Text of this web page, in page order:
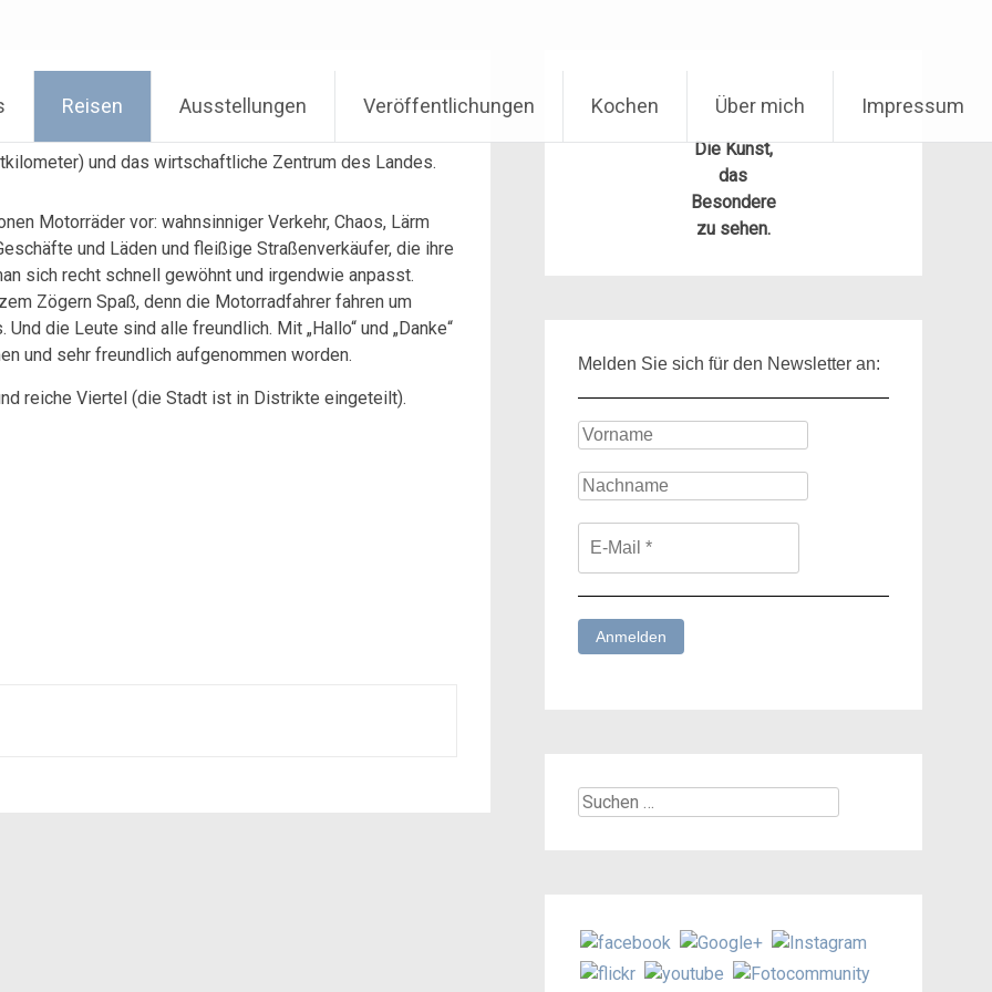
Reisen Ausstellungen Veröffentlichungen Kochen Über mich Impressum
und das wirtschaftliche Zentrum des Landes.
Motorräder vor: wahnsinniger Verkehr, Chaos, Lärm
und Läden und fleißige Straßenverkäufer, die ihre
sich recht schnell gewöhnt und irgendwie anpasst.
Zögern Spaß, denn die Motorradfahrer fahren um
die Leute sind alle freundlich. Mit „Hallo“ und „Danke“
und sehr freundlich aufgenommen worden.
reiche Viertel (die Stadt ist in Distrikte eingeteilt).
Die Kunst,
das
Besondere
zu sehen.
Melden Sie sich für den Newsletter an:
Suchen